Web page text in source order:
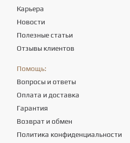
Карьера
Новости
Полезные статьи
Отзывы клиентов
Помощь:
Вопросы и ответы
Оплата и доставка
Гарантия
Возврат и обмен
Политика конфиденциальности